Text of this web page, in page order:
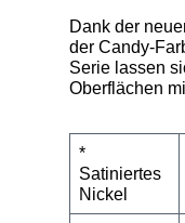
Dank der
der Candy-
Serie lassen
Oberflächen
*
Satiniertes
Nickel